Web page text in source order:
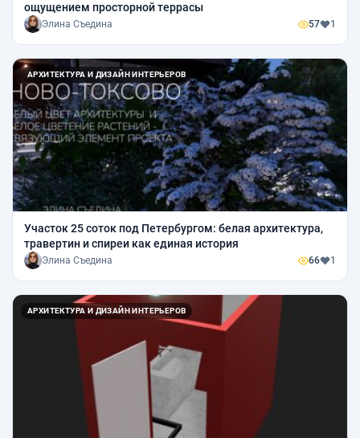
ощущением просторной террасы
Элина Съедина 57 1
АРХИТЕКТУРА И ДИЗАЙН ИНТЕРЬЕРОВ
Участок 25 соток под Петербургом: белая архитектура,
травертин и спиреи как единая история
Элина Съедина 66 1
АРХИТЕКТУРА И ДИЗАЙН ИНТЕРЬЕРОВ